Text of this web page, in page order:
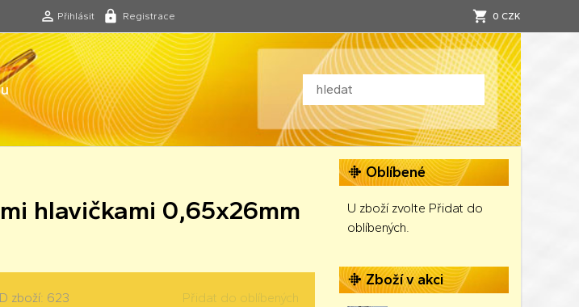
Přihlásit Registrace 0 CZK
hlavičkami 0,65x26mm
zboží: 623 Přidat do oblíbených
Oblíbené
U zboží zvolte Přidat do
oblíbených.
Zboží v akci